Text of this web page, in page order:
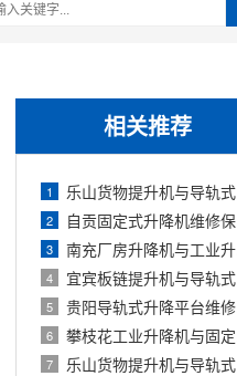
相关推荐
1 乐山货物提升机与导轨式升降货梯对比
2 自贡固定式升降机维修保养与故障排除
3 南充厂房升降机与工业升降机选型指南
4 宜宾板链提升机与导轨式升降机对比选型
5 贵阳导轨式升降平台维修与保养指南
6 攀枝花工业升降机与固定液压升降机选型
7 乐山货物提升机与导轨式升降货梯对比